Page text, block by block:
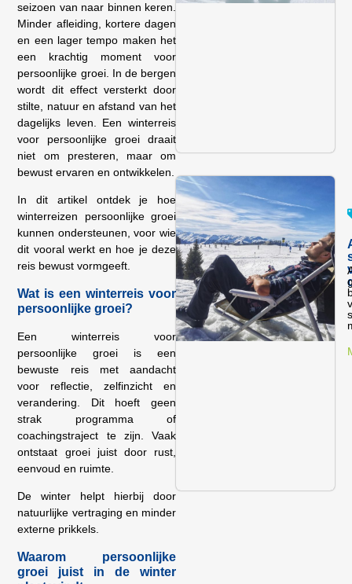
seizoen van naar binnen keren.
Minder afleiding, kortere dagen
en een lager tempo maken het
een krachtig moment voor
persoonlijke groei. In de bergen
wordt dit effect versterkt door
stilte, natuur en afstand van het
dagelijks leven. Een winterreis
voor persoonlijke groei draait
niet om presteren, maar om
bewust ervaren en ontwikkelen.
In dit artikel ontdek je hoe
winterreizen persoonlijke groei
kunnen ondersteunen, voor wie
dit vooral werkt en hoe je deze
reis bewust vormgeeft.
Wat is een winterreis voor
persoonlijke groei?
Een winterreis voor
persoonlijke groei is een
bewuste reis met aandacht
voor reflectie, zelfinzicht en
verandering. Dit hoeft geen
strak programma of
coachingstraject te zijn. Vaak
ontstaat groei juist door rust,
eenvoud en ruimte.
De winter helpt hierbij door
natuurlijke vertraging en minder
externe prikkels.
Waarom persoonlijke
groei juist in de winter